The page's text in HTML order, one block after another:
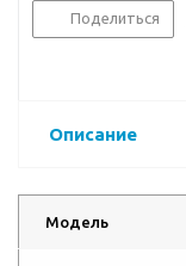
Поделиться
Описание
Модель